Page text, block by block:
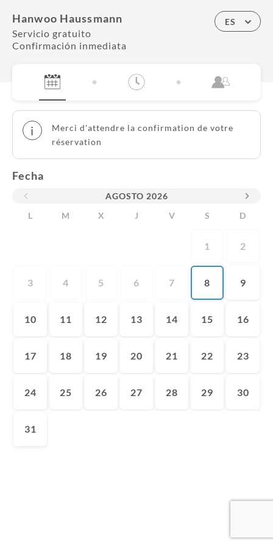
Hanwoo Haussmann
Servicio gratuito
Confirmación inmediata
ES
i
Merci d'attendre la confirmation de votre
réservation
Fecha
AGOSTO 2026
L
M X J V S D
1 2
3 4 5 6 7 8 9
10 11 12 13 14 15 16
17 18 19 20 21 22 23
24 25 26 27 28 29 30
31